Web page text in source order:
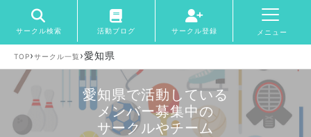
サークル検索 活動ブログ サークル登録 メニュー
TOP›サークル一覧 ›愛知県
愛知県で活動している
メンバー募集中の
サークルやチーム